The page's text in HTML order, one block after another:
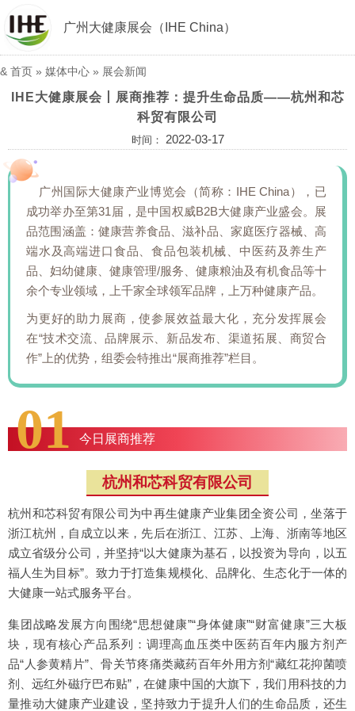
广州大健康展会（IHE China）
& 首页 » 媒体中心 » 展会新闻
IHE大健康展会丨展商推荐：提升生命品质——杭州和芯
科贸有限公司
时间： 2022-03-17
广州国际大健康产业博览会（简称：IHE China），已
成功举办至第31届，是中国权威B2B大健康产业盛会。展
品范围涵盖：健康营养食品、滋补品、家庭医疗器械、高
端水及高端进口食品、食品包装机械、中医药及养生产
品、妇幼健康、健康管理/服务、健康粮油及有机食品等十
余个专业领域，上千家全球领军品牌，上万种健康产品。
为更好的助力展商，使参展效益最大化，充分发挥展会
在“技术交流、品牌展示、新品发布、渠道拓展、商贸合
作”上的优势，组委会特推出“展商推荐”栏目。
01 今日展商推荐
杭州和芯科贸有限公司
杭州和芯科贸有限公司为中再生健康产业集团全资公司，坐落于
浙江杭州，自成立以来，先后在浙江、江苏、上海、浙南等地区
成立省级分公司，并坚持“以大健康为基石，以投资为导向，以五
福人生为目标”。致力于打造集规模化、品牌化、生态化于一体的
大健康一站式服务平台。
集团战略发展方向围绕“思想健康”“身体健康”“财富健康”三大板
块，现有核心产品系列：调理高血压类中医药百年内服方剂产
品“人参黄精片”、骨关节疼痛类藏药百年外用方剂“藏红花抑菌喷
剂、远红外磁疗巴布贴”，在健康中国的大旗下，我们用科技的力
量推动大健康产业建设，坚持致力于提升人们的生命品质，还生